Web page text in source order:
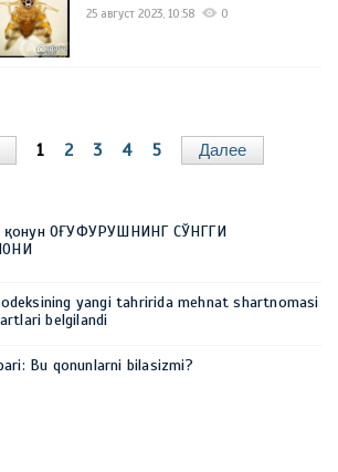
25 август 2023, 10:58 0
1 2 3 4 5 Далее
қонун ОҒУФУРУШНИНГ СЎНГГИ
yangi tahririda mehnat shartnomasi
belgilandi
Bu qonunlarni bilasizmi?